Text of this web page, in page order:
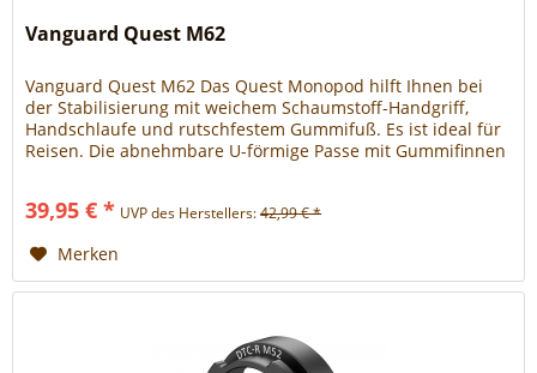
Vanguard Quest M62
Vanguard Quest M62 Das Quest Monopod hilft Ihnen bei
der Stabilisierung mit weichem Schaumstoff-Handgriff,
Handschlaufe und rutschfestem Gummifuß. Es ist ideal für
Reisen. Die abnehmbare U-förmige Passe mit Gummifinnen
auszurichten. Entfernen Sie das Joch und verwenden Sie...
39,95 € * UVP des Herstellers:42,99 € *
Merken